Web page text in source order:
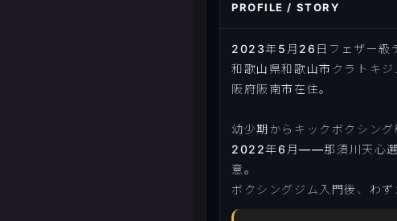
PROFILE / STORY
2023年5月26日フェザー級
和歌山県和歌山市クラトキ
阪府阪南市在住。
幼少期からキックボクシング
2022年6月――那須川天心選
意。
ボクシングジム入門後、わ